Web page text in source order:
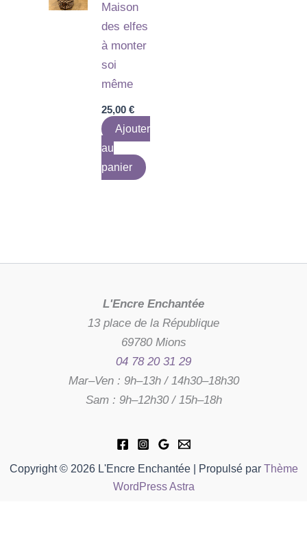
Maison
des elfes
à monter
soi
même
25,00€
Ajouter
au
panier
L'Encre Enchantée
13 place de la République
69780 Mions
04 78 20 31 29
Mar–Ven : 9h–13h / 14h30–18h30
Sam : 9h–12h30 / 15h–18h
Copyright © 2026 L'Encre Enchantée | Propulsé par Thème
WordPress Astra